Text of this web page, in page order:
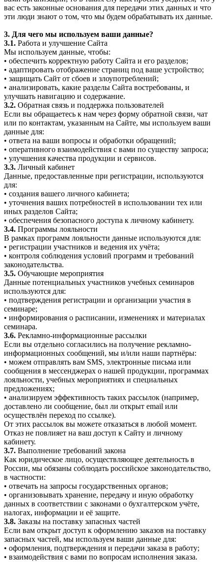
вас есть законные основания для передачи этих данных и что
эти люди знают о том, что мы будем обрабатывать их данные.
3. Для чего мы используем ваши данные?
3.1. Работа и улучшение Сайта
Мы используем данные, чтобы:
• обеспечить корректную работу Сайта и его разделов;
• адаптировать отображение страниц под ваше устройство;
• защищать Сайт от сбоев и злоупотреблений;
• анализировать, какие разделы Сайта востребованы, и
улучшать навигацию и содержание.
3.2. Обратная связь и поддержка пользователей
Если вы обращаетесь к нам через форму обратной связи, чат
или по контактам, указанным на Сайте, мы используем ваши
данные для:
• ответа на ваши вопросы и обработки обращений;
• оперативного взаимодействия с вами по существу запроса;
• улучшения качества продукции и сервисов.
3.3. Личный кабинет
Данные, предоставленные при регистрации, используются
для:
• создания вашего личного кабинета;
• уточнения ваших потребностей в использовании тех или
иных разделов Сайта;
• обеспечения безопасного доступа к личному кабинету.
3.4. Программы лояльности
В рамках программ лояльности данные используются для:
• регистрации участников и ведения их учёта;
• контроля соблюдения условий программ и требований
законодательства.
3.5. Обучающие мероприятия
Данные потенциальных участников учебных семинаров
используются для:
• подтверждения регистрации и организации участия в
семинаре;
• информирования о расписании, изменениях и материалах
семинара.
3.6. Рекламно-информационные рассылки
Если вы отдельно согласились на получение рекламно-
информационных сообщений, мы и/или наши партнёры:
• можем отправлять вам SMS, электронные письма или
сообщения в мессенджерах о нашей продукции, программах
лояльности, учебных мероприятиях и специальных
предложениях;
• анализируем эффективность таких рассылок (например,
доставлено ли сообщение, был ли открыт email или
осуществлён переход по ссылке).
От этих рассылок вы можете отказаться в любой момент.
Отказ не повлияет на ваш доступ к Сайту и личному
кабинету.
3.7. Выполнение требований закона
Как юридическое лицо, осуществляющее деятельность в
России, мы обязаны соблюдать российское законодательство,
в частности:
• отвечать на запросы государственных органов;
• организовывать хранение, передачу и иную обработку
данных в соответствии с законами о бухгалтерском учёте,
налогах, информации и её защите.
3.8. Заказы на поставку запасных частей
Если вам открыт доступ к оформлению заказов на поставку
запасных частей, мы используем ваши данные для:
• оформления, подтверждения и передачи заказа в работу;
• взаимодействия с вами по вопросам исполнения заказа.